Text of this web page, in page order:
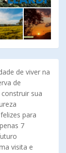
de viver na
de
sua
para
7
visita e